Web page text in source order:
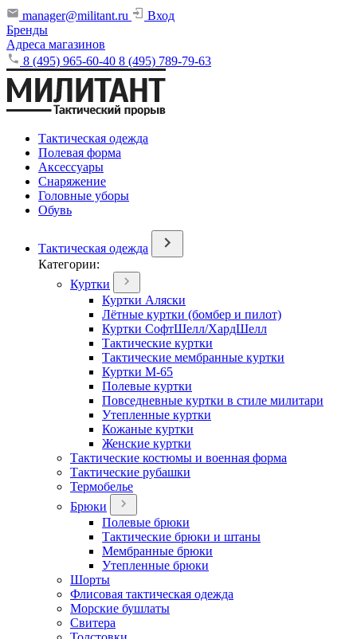
manager@militant.ru
Вход
Бренды
Адреса магазинов
8 (495) 965-60-40 8 (495) 789-79-63
Тактическая одежда
Полевая форма
Аксессуары
Снаряжение
Головные уборы
Обувь
Тактическая одежда
Категории:
Куртки
Куртки Аляски
Лётные куртки (бомбер и пилот)
Куртки СофтШелл/ХардШелл
Тактические куртки
Тактические мембранные куртки
Куртки М-65
Полевые куртки
Повседневные куртки в стиле милитари
Утепленные куртки
Кожаные куртки
Женские куртки
Тактические костюмы и военная форма
Тактические рубашки
Термобелье
Брюки
Полевые брюки
Тактические брюки и штаны
Мембранные брюки
Утепленные брюки
Шорты
Флисовая тактическая одежда
Морские бушлаты
Свитера